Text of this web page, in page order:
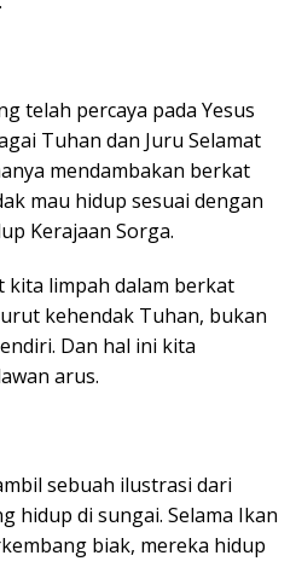
telah percaya pada Yesus
Tuhan dan Juru Selamat
mendambakan berkat
mau hidup sesuai dengan
Kerajaan Sorga.
kita limpah dalam berkat
kehendak Tuhan, bukan
Dan hal ini kita
arus.
sebuah ilustrasi dari
hidup di sungai. Selama Ikan
biak, mereka hidup